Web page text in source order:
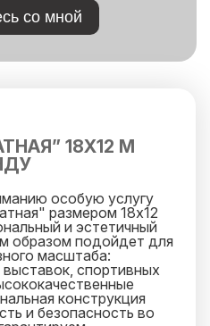
со мной
18Х12 М
особую услугу
размером 18х12
и эстетичный
образом подойдет для
масштаба:
спортивных
конструкция
и безопасность во